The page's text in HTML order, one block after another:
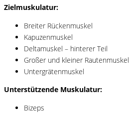
Zielmuskulatur:
Breiter Rückenmuskel
Kapuzenmuskel
Deltamuskel – hinterer Teil
Großer und kleiner Rautenmuskel
Untergrätenmuskel
Unterstützende Muskulatur:
Bizeps